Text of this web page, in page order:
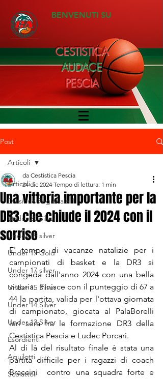
BENVENUTI SU
CESTISTICA
AUDACE
PESCIA
Post
Articoli
Divisione Regionale 1
Under 20 Silver
Under 19 silver
Under 17 Gold
Under 17 silver
Under 15 Silver
Under 14 Silver
Under 13 Silver
Esordienti
Aquilotti
Scoiattoli
Articoli
Una vittoria importante per la
DR3 che chiude il 2024 con il
sorriso
da Cestistica Pescia
24 dic 2024 Tempo di lettura: 1 min
E' tempo di vacanze natalizie per i
campionati di basket e la DR3 si
congeda dall'anno 2024 con una bella
vittoria.  Finisce con il punteggio di 67 a
44 la partita, valida per l'ottava giornata
di campionato, giocata al PalaBorelli
ieri sera fra le formazione DR3 della
Cestistica Pescia e Ludec Porcari.
Al di là del risultato finale è stata una
partita difficile per i ragazzi di coach
Braccini  contro una squadra forte e